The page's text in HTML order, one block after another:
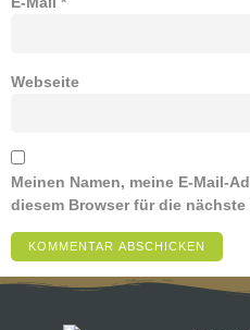
Webseite
Meinen Namen, meine E-Mail-
diesem Browser für die